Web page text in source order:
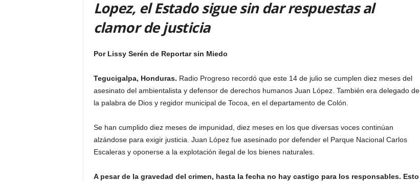
Lopez, el Estado sigue sin dar respuestas al
clamor de justicia
Por Lissy Serén de Reportar sin Miedo
Tegucigalpa, Honduras. Radio Progreso recordó que este 14 de julio se cumplen diez meses del
asesinato del ambientalista y defensor de derechos humanos Juan López. También era delegado de
la palabra de Dios y regidor municipal de Tocoa, en el departamento de Colón.
Se han cumplido diez meses de impunidad, diez meses en los que diversas voces continúan
alzándose para exigir justicia. Juan López fue asesinado por defender el Parque Nacional Carlos
Escaleras y oponerse a la explotación ilegal de los bienes naturales.
A pesar de la gravedad del crimen, hasta la fecha no hay castigo para los responsables. Esto